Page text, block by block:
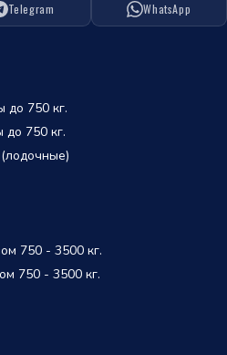
Telegram WhatsApp
до 750 кг.
750 кг.
750 - 3500 кг.
750 - 3500 кг.